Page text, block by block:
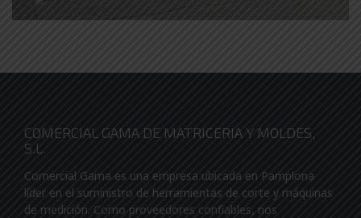
COMERCIAL GAMA DE MATRICERIA Y MOLDES,
S.L.
Comercial Gama es una empresa ubicada en Pamplona
líder en el suministro de herramientas de corte y máquinas
de medición. Como proveedores confiables, nos